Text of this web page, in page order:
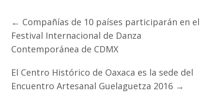
← Compañías de 10 países participarán en el
Festival Internacional de Danza
Contemporánea de CDMX
El Centro Histórico de Oaxaca es la sede del
Encuentro Artesanal Guelaguetza 2016 →